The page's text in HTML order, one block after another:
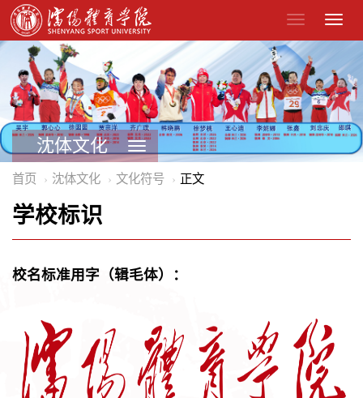
沈体文化
首页 沈体文化 文化符号 正文
学校标识
校名标准用字（辑毛体）：